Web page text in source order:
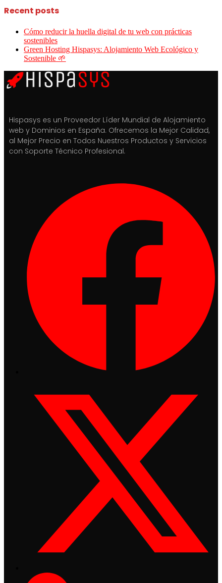
Recent posts
Cómo reducir la huella digital de tu web con prácticas
sostenibles
Green Hosting Hispasys: Alojamiento Web Ecológico y
Sostenible 🌱
Hispasys es un Proveedor Líder Mundial de Alojamiento
web y Dominios en España. Ofrecemos la Mejor Calidad,
al Mejor Precio en Todos Nuestros Productos y Servicios
con Soporte Técnico Profesional.